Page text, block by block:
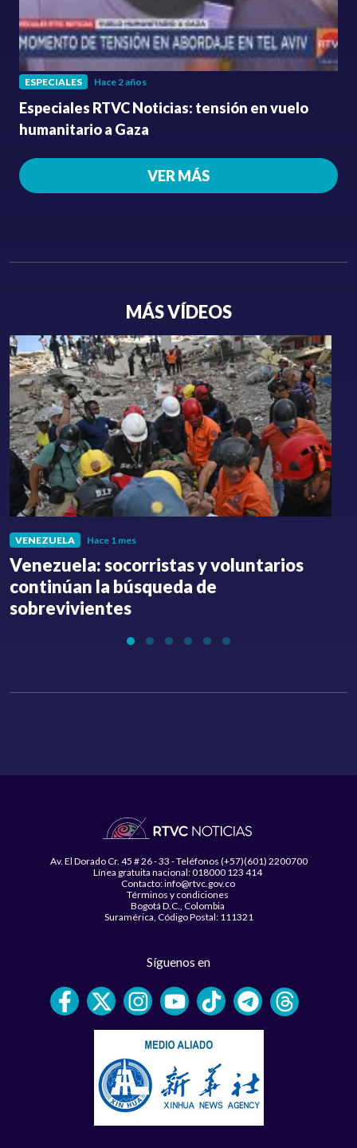
ESPECIALES Hace 2 años
Especiales RTVC Noticias: tensión en vuelo
humanitario a Gaza
VER MÁS
MÁS VÍDEOS
VENEZUELA Hace 1 mes
Venezuela: socorristas y voluntarios
continúan la búsqueda de
sobrevivientes
Av. El Dorado Cr. 45 # 26 - 33 - Teléfonos (+57)(601) 2200700
Línea gratuita nacional: 018000 123 414
Contacto: info@rtvc.gov.co
Términos y condiciones
Bogotá D.C., Colombia
Suramérica, Código Postal: 111321
Síguenos en